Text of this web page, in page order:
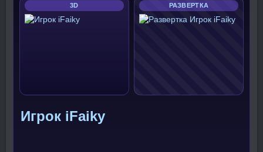
3D РАЗВЕРТКА
Игрок iFaiky